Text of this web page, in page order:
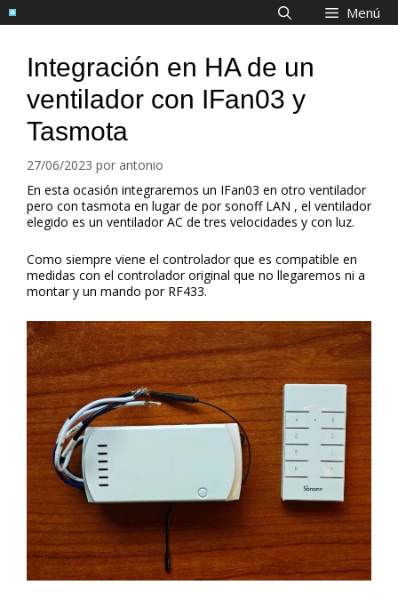
Saltar
al
Menú
Integración en HA de un
ventilador con IFan03 y
Tasmota
27/06/2023 por antonio
En esta ocasión integraremos un IFan03 en otro ventilador
pero con tasmota en lugar de por sonoff LAN , el ventilador
elegido es un ventilador AC de tres velocidades y con luz.
Como siempre viene el controlador que es compatible en
medidas con el controlador original que no llegaremos ni a
montar y un mando por RF433.